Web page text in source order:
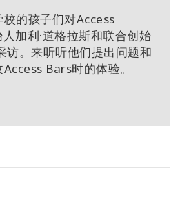
的孩子们对Access
加利·道格拉斯和联合创始
访。来听听他们提出问题和
Bars时的体验。